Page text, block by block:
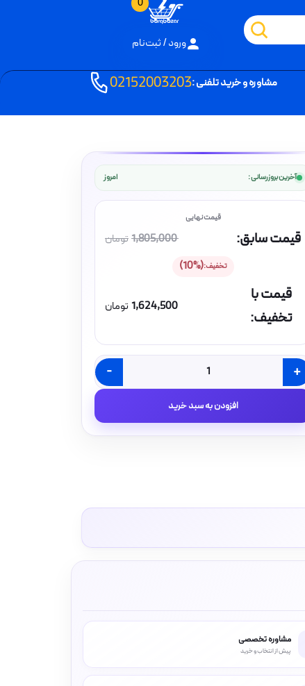
0
ورود / ثبت‌نام
مشاوره و خرید تلفنی :02152003203
آخرین بروزرسانی : امروز
قیمت سابق: تومان 1,805,000
تخفیف:(10%)
قیمت با
تخفیف:
تومان
-
افشان
مسی
0.5
+
افزودن به سبد خرید
مشاوره تخصصی
پیش از انتخاب و خرید